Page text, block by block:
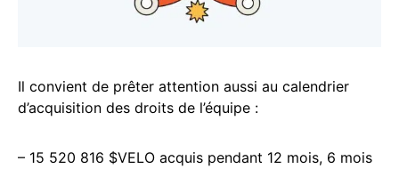
Il convient de prêter attention aussi au calendrier
d’acquisition des droits de l’équipe :
– 15 520 816 $VELO acquis pendant 12 mois, 6 mois